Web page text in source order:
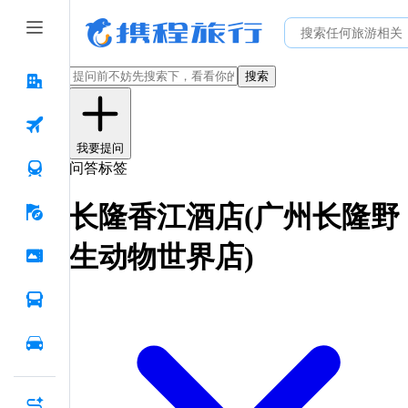
搜索
我要提问
问答标签
长隆香江酒店(广州长隆野
生动物世界店)